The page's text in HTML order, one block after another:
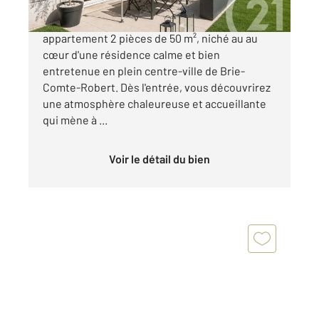
Laissez-vous séduire par ce magnifique
appartement 2 pièces de 50 m², niché au au
cœur d'une résidence calme et bien
entretenue en plein centre-ville de Brie-
Comte-Robert. Dès l'entrée, vous découvrirez
une atmosphère chaleureuse et accueillante
qui mène à ...
Voir le détail du bien